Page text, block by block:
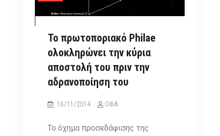
Το πρωτοποριακό Philae
ολοκληρώνει την κύρια
αποστολή του πριν την
αδρανοποίηση του
16/11/2014 ΟΦΑ
Το όχημα προσεδάφισης της